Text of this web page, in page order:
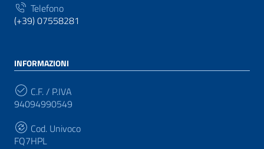
Telefono
(+39) 07558281
INFORMAZIONI
C.F. / P.IVA
94094990549
Cod. Univoco
FQ7HPL